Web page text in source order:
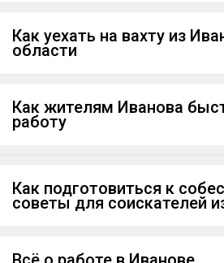
Как уехать на вахту из
области
Как жителям Иванова
работу
Как подготовиться к
советы для соискателей